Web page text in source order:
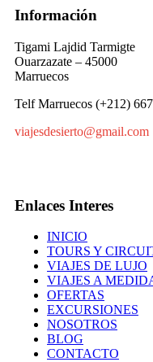
Información
Tigami Lajdid Tarmigte
Ouarzazate – 45000
Marruecos
Telf Marruecos (+212)
viajesdesierto@gmail.com
Enlaces Interes
INICIO
TOURS Y
VIAJES DE LUJO
VIAJES A
OFERTAS
EXCURSIONES
NOSOTROS
BLOG
CONTACTO